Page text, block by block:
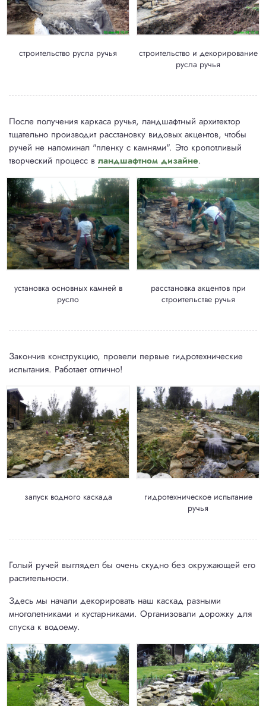
строительство русла ручья
строительство и декорирование
русла ручья
После получения каркаса ручья, ландшафтный архитектор
тщательно производит расстановку видовых акцентов, чтобы
ручей не напоминал "пленку с камнями". Это кропотливый
творческий процесс в ландшафтном дизайне.
установка основных камней в
русло
расстановка акцентов при
строительстве ручья
Закончив конструкцию, провели первые гидротехнические
испытания. Работает отлично!
запуск водного каскада
гидротехническое испытание
ручья
Голый ручей выглядел бы очень скудно без окружающей его
растительности.
Здесь мы начали декорировать наш каскад разными
многолетниками и кустарниками. Организовали дорожку для
спуска к водоему.